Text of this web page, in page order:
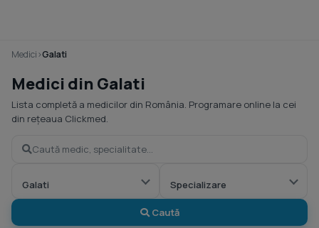
Medici›Galati
Medici din Galati
Lista completă a medicilor din România. Programare online la cei
din rețeaua Clickmed.
Caută